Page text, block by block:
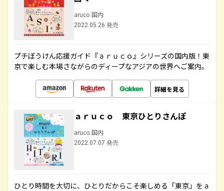
aruco 国内
2022.05.26 発売
プチぼうけん応援ガイド『ａｒｕｃｏ』シリーズの国内版！東
京で楽しむ本場さながらのディープなアジアの世界へご案内。
詳細を見る
ａｒｕｃｏ 東京ひとりさんぽ
aruco 国内
2022.07.07 発売
ひとり時間を大切に、ひとりだからこそ楽しめる「東京」をａ